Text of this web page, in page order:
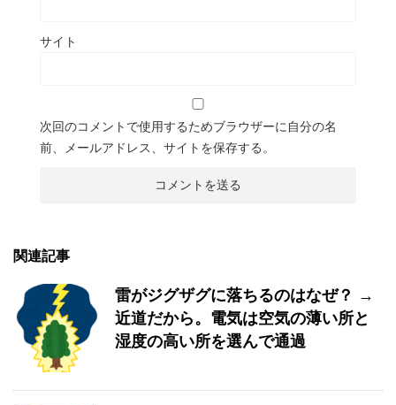
サイト
次回のコメントで使用するためブラウザーに自分の名
前、メールアドレス、サイトを保存する。
関連記事
雷がジグザグに落ちるのはなぜ？ →
近道だから。電気は空気の薄い所と
湿度の高い所を選んで通過